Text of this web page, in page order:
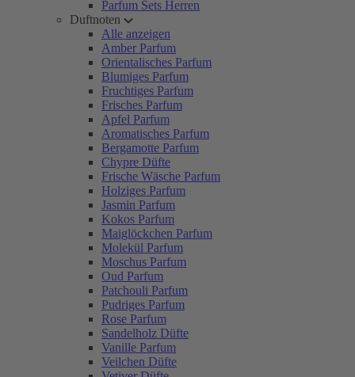
Parfum Sets Herren
Duftnoten
Alle anzeigen
Amber Parfum
Orientalisches Parfum
Blumiges Parfum
Fruchtiges Parfum
Frisches Parfum
Apfel Parfum
Aromatisches Parfum
Bergamotte Parfum
Chypre Düfte
Frische Wäsche Parfum
Holziges Parfum
Jasmin Parfum
Kokos Parfum
Maiglöckchen Parfum
Molekül Parfum
Moschus Parfum
Oud Parfum
Patchouli Parfum
Pudriges Parfum
Rose Parfum
Sandelholz Düfte
Vanille Parfum
Veilchen Düfte